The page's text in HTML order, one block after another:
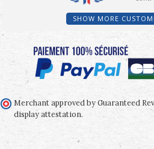
SHOW MORE
Merchant approved by Guaranteed
display attestation.